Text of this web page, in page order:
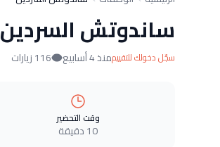
ساندوتش السردين
سجّل دخولك للتقييممنذ 4 أسابيع 116 زيارات
وقت التحضير
10 دقيقة